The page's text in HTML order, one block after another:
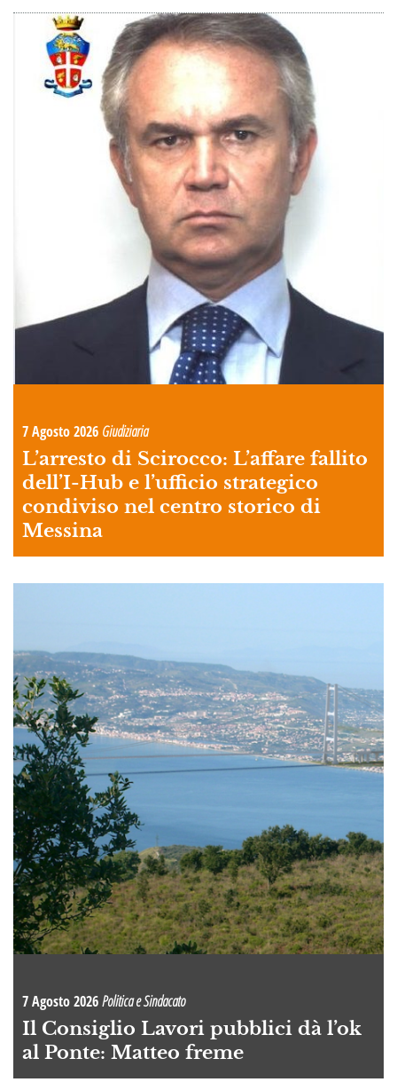
7 Agosto 2026 Giudiziaria
L’arresto di Scirocco: L’affare fallito
dell’I-Hub e l’ufficio strategico
condiviso nel centro storico di
Messina
7 Agosto 2026Politica e Sindacato
Il Consiglio Lavori pubblici dà l’ok
al Ponte: Matteo freme